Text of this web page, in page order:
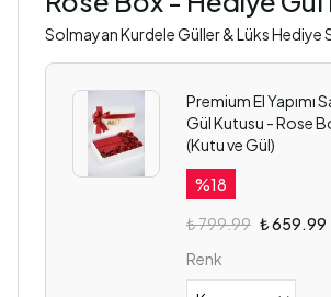
Solmayan Kurdele Güller & Lüks Hediye
Premium El Yapımı
Gül Kutusu - Rose
(Kutu ve Gül)
%18
₺ 799.99 ₺ 659.99
Renk